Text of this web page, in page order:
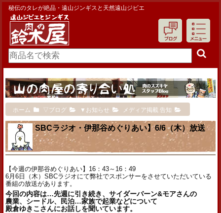
秘伝のタレが絶品・遠山ジンギスと天然遠山ジビエ
ホーム ▽ブログ ▼お知らせ メディア掲載 告知
SBCラジオ・伊那谷めぐりあい】6/6（木）放送
【今週の伊那谷めぐりあい】16：43～16：49
6月6日（木）SBCラジオにて弊社でスポンサーをさせていただいている
番組の放送があります。
今回の内容は…先週に引き続き、サイダーバーン&モアさんの
農業、シードル、民泊…家族で起業などについて
殿倉ゆきこさんにお話しを聞いています。